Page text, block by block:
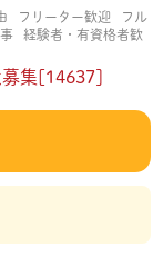
フリーター歓迎
フル
経験者・有資格者歓
募集[14637]